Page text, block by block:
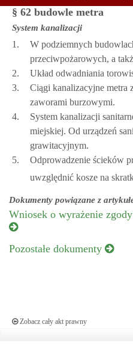
§ 62 budowle metra
System kanalizacji
1.
W podziemnych
przeciwpożarowych, a
2.
Układ odwadniania
3.
Ciągi kanalizacyjne metra
zaworami burzowymi.
4.
System kanalizacji
miejskiej. Od urządzeń
grawitacyjnym.
5.
Odprowadzenie ścieków
uwzględnić kosze na
Dokumenty powiązane z
Wniosek o wyrażenie
Pozostałe dokumenty
Zobacz cały akt prawny